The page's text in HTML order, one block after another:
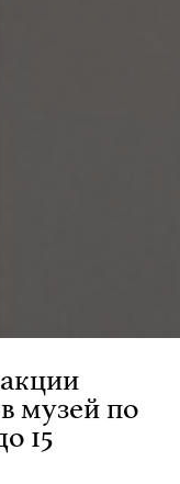
музей по
15